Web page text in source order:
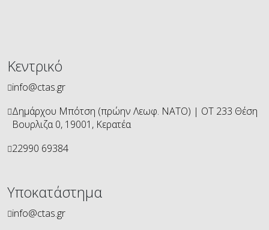
Κεντρικό
info@ctas.gr
Δημάρχου Μπότση (πρώην Λεωφ. ΝΑΤΟ) | ΟΤ 233 Θέση
Βουρλιζα 0, 19001, Κερατέα
22990 69384
Υποκατάστημα
info@ctas.gr